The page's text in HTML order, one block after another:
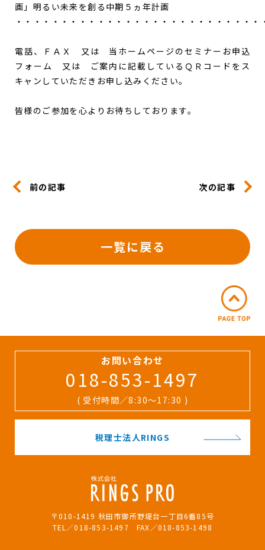
画」明るい未来を創る中期５ヵ年計画
・・・・・・・・・・・・・・・・・・・・・・・・・・
電話、ＦＡＸ 又は 当ホームページのセミナーお申込
フォーム 又は ご案内に記載しているＱＲコードをス
キャンしていただきお申し込みください。
皆様のご参加を心よりお待ちしております。
前の記事 次の記事
一覧に戻る
お問い合わせ
018-853-1497
( 受付時間／8:30〜17:30 )
税理士法人RINGS
〒010-1419 秋田市御所野堤台一丁目6番85号
TEL／018-853-1497 FAX／018-853-1498